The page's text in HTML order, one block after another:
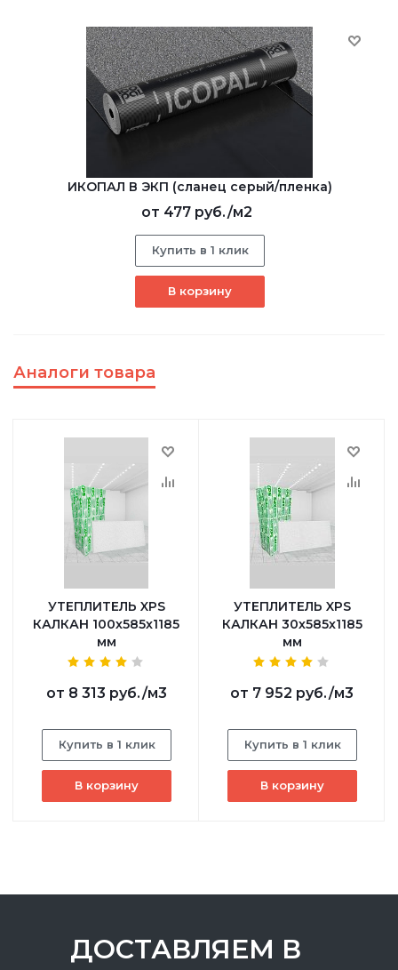
ИКОПАЛ В ЭКП (сланец серый/пленка)
от 477 руб./м2
Купить в 1 клик
В корзину
Аналоги товара
УТЕПЛИТЕЛЬ XPS
КАЛКАН 100х585х1185
мм
от 8 313 руб./м3
Купить в 1 клик
В корзину
УТЕПЛИТЕЛЬ XPS
КАЛКАН 30х585х1185
мм
от 7 952 руб./м3
Купить в 1 клик
В корзину
ДОСТАВЛЯЕМ В